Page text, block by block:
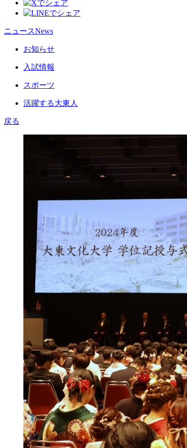
ニュースNews
お知らせ
入試情報
スポーツ
活躍する大東人
戻る